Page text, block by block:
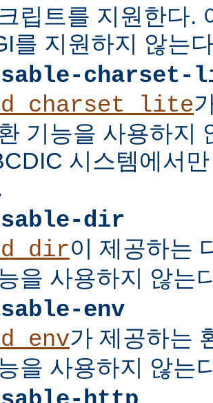
립트를 지원한다.
를 지원하지 않는
charset-
기능을 사용하지
시스템에서
dir
이 제공하는
을 사용하지 않는
env
가 제공하는
을 사용하지 않는